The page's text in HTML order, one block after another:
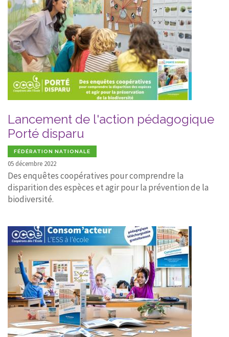
Lancement de l'action pédagogique
Porté disparu
FÉDÉRATION NATIONALE
05 décembre 2022
Des enquêtes coopératives pour comprendre la
disparition des espèces et agir pour la prévention de la
biodiversité.